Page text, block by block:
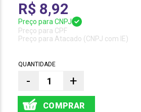
R$ 8,92
Preço para CNPJ
Preço para CPF
Preço para Atacado (CNPJ com IE)
QUANTIDADE
- +